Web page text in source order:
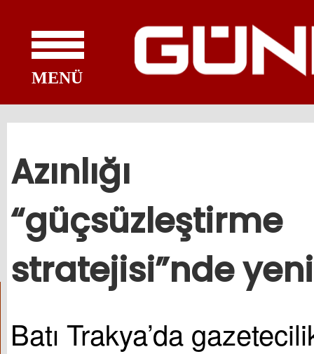
MENÜ
Azınlığı
“güçsüzleştirme
stratejisi”nde
Batı Trakya’da